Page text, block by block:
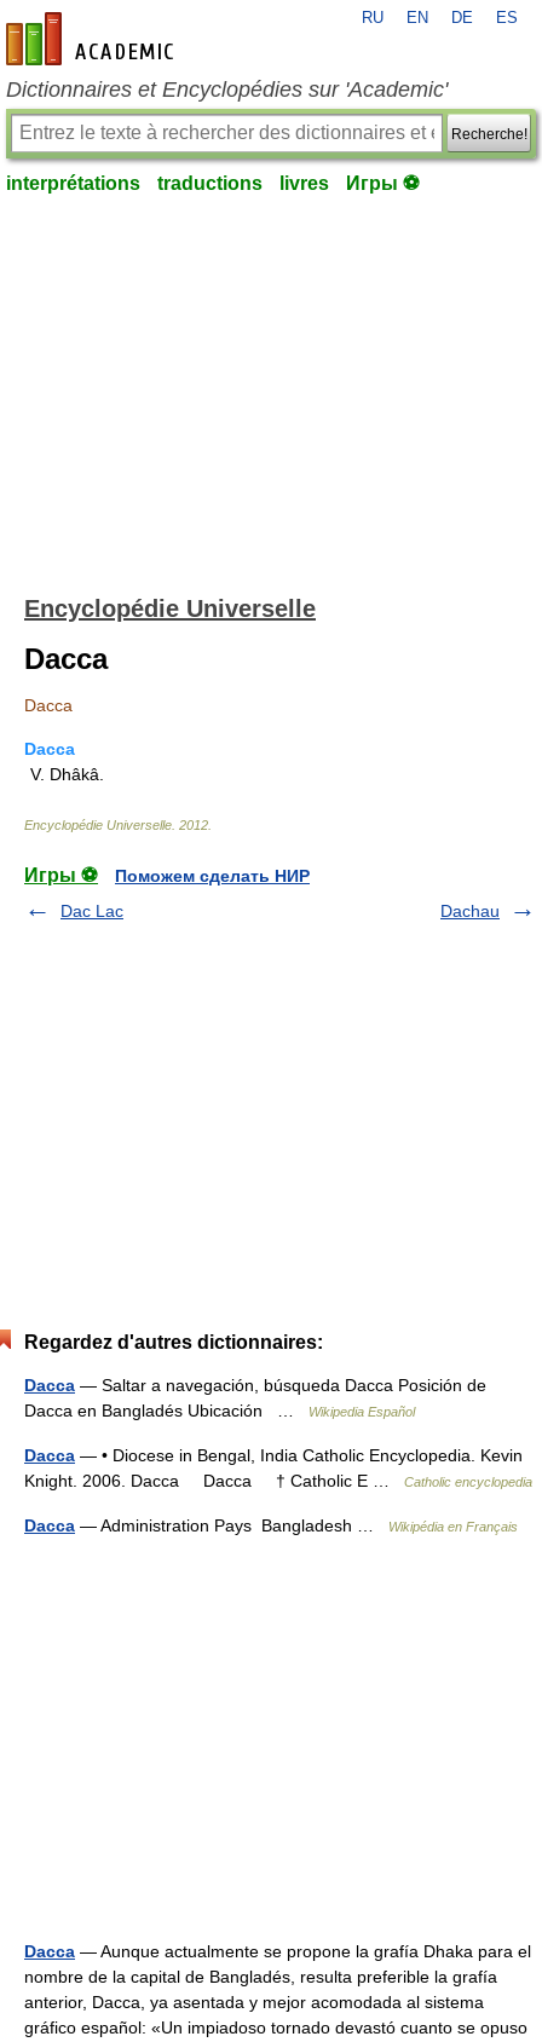
fr-academic.com
RU EN DE ES
Dictionnaires et Encyclopédies sur 'Academic'
Recherche!
interprétations traductions livres Игры ⚽
Encyclopédie Universelle
Dacca
Dacca
Dacca
V. Dhâkâ.
Encyclopédie Universelle 2012
Игры ⚽
Поможем сделать НИР
Dac Lac
Dachau
Regardez d'autres dictionnaires:
Dacca — Saltar a navegación, búsqueda Dacca Posición de
Dacca en Bangladés Ubicación …
Wikipedia Español
Dacca — • Diocese in Bengal, India Catholic Encyclopedia. Kevin
Knight. 2006. Dacca Dacca † Catholic E …
Catholic encyclopedia
Dacca — Administration Pays Bangladesh … Wikipédia en Français
Dacca — Aunque actualmente se propone la grafía Dhaka para el
nombre de la capital de Bangladés, resulta preferible la grafía
anterior, Dacca, ya asentada y mejor acomodada al sistema
gráfico español: «Un impiadoso tornado devastó cuanto se opuso